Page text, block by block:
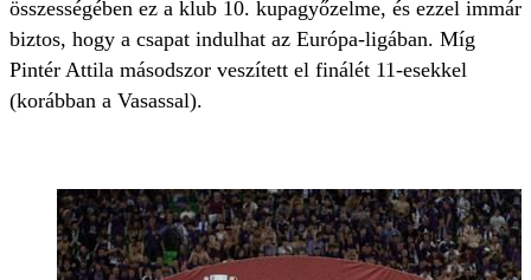
összességében ez a klub 10. kupagyőzelme, és ezzel immár
biztos, hogy a csapat indulhat az Európa-ligában. Míg
Pintér Attila másodszor veszített el finálét 11-esekkel
(korábban a Vasassal).